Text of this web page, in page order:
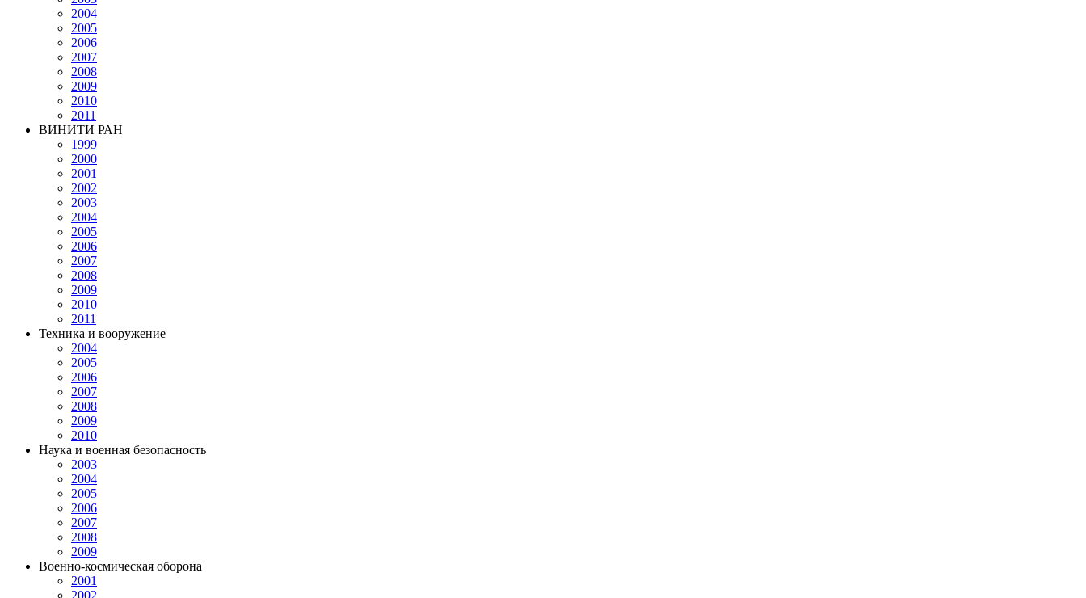
2004
2005
2006
2007
2008
2009
2010
2011
ВИНИТИ РАН
1999
2000
2001
2002
2003
2004
2005
2006
2007
2008
2009
2010
2011
Техника и вооружение
2004
2005
2006
2007
2008
2009
2010
Наука и военная безопасность
2003
2004
2005
2006
2007
2008
2009
Военно-космическая оборона
2001
2002